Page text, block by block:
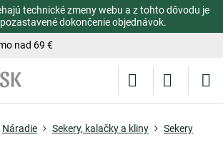
technické zmeny webu a z tohto dôvodu je
dokončenie objednávok.
nad 69 €
Náradie Sekery, kalačky a kliny Sekery